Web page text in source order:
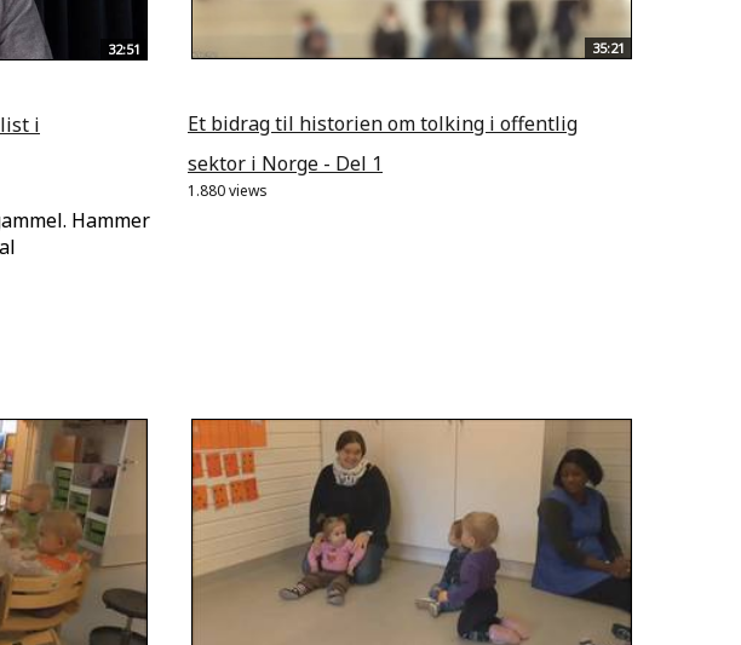
32:51
i
Hammer
35:21
Et bidrag til historien om tolking i offentlig
sektor i Norge - Del 1
1.880 views